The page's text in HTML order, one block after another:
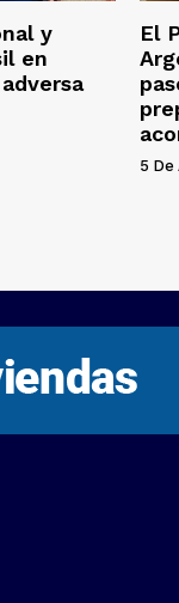
y
en
El
5 De